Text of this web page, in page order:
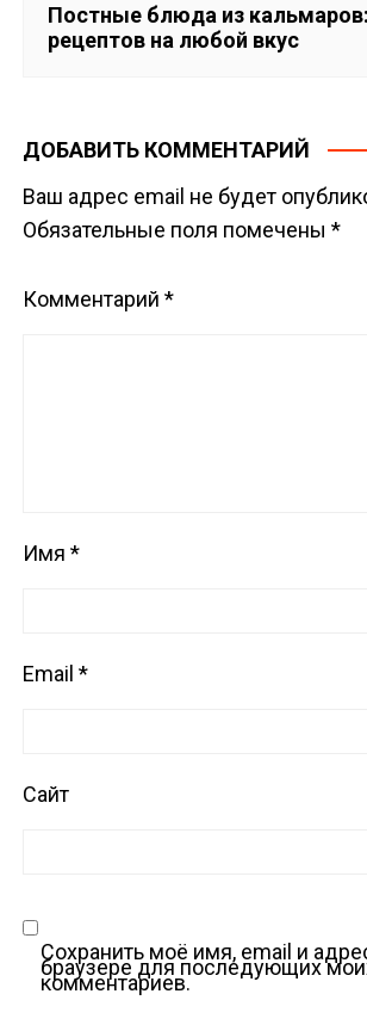
Постные блюда из
рецептов на любой вкус
ДОБАВИТЬ КОММЕНТАРИЙ
Ваш адрес email не будет
Обязательные поля помечены*
Комментарий*
Имя*
Email*
Сайт
Сохранить моё имя, email и
браузере для последующих
комментариев.